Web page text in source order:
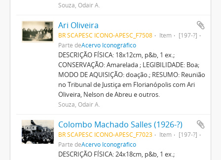
Souza, Odair A.
Ari Oliveira
BR SCAPESC ICONO-APESC_F7508 Item
[197-?]
Parte deAcervo Iconográfico
DESCRIÇÃO FÍSICA: 18x12cm, p&b, 1 ex.;
CONSERVAÇÃO: Amarelada ; LEGIBILIDADE: Boa;
MODO DE AQUISIÇÃO: doação.; RESUMO: Reunião
no Tribunal de Justiça em Florianópolis com Ari
Oliveira, Nelson de Abreu e outros.
Souza, Odair A.
Colombo Machado Salles (1926-?)
BR SCAPESC ICONO-APESC_F7023 Item
[197-?]
Parte deAcervo Iconográfico
DESCRIÇÃO FÍSICA: 24x18cm, p&b, 1 ex.;